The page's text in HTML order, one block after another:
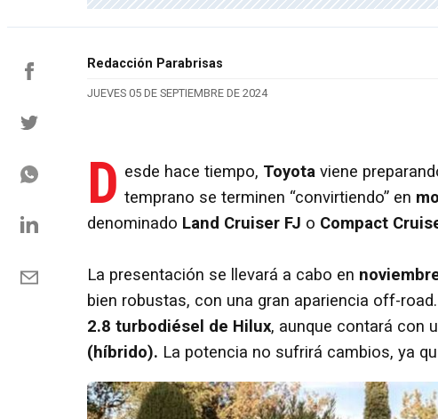
Redacción Parabrisas
JUEVES 05 DE SEPTIEMBRE DE 2024
D esde hace tiempo, Toyota viene
temprano se terminen “convirtiendo” en
denominado Land Cruiser FJ o Compact
La presentación se llevará a cabo en
bien robustas, con una gran apariencia off-
2.8 turbodiésel de Hilux, aunque contará con
(híbrido). La potencia no sufrirá cambios, ya